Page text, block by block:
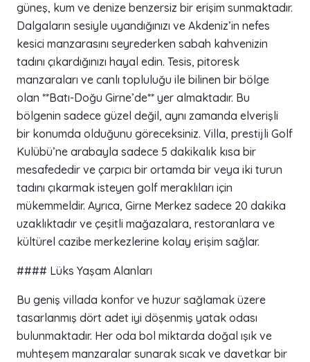
güneş, kum ve denize benzersiz bir erişim sunmaktadır.
Dalgaların sesiyle uyandığınızı ve Akdeniz’in nefes
kesici manzarasını seyrederken sabah kahvenizin
tadını çıkardığınızı hayal edin. Tesis, pitoresk
manzaraları ve canlı topluluğu ile bilinen bir bölge
olan **Batı-Doğu Girne’de** yer almaktadır. Bu
bölgenin sadece güzel değil, aynı zamanda elverişli
bir konumda olduğunu göreceksiniz. Villa, prestijli Golf
Kulübü’ne arabayla sadece 5 dakikalık kısa bir
mesafededir ve çarpıcı bir ortamda bir veya iki turun
tadını çıkarmak isteyen golf meraklıları için
mükemmeldir. Ayrıca, Girne Merkez sadece 20 dakika
uzaklıktadır ve çeşitli mağazalara, restoranlara ve
kültürel cazibe merkezlerine kolay erişim sağlar.
#### Lüks Yaşam Alanları
Bu geniş villada konfor ve huzur sağlamak üzere
tasarlanmış dört adet iyi döşenmiş yatak odası
bulunmaktadır. Her oda bol miktarda doğal ışık ve
muhteşem manzaralar sunarak sıcak ve davetkar bir